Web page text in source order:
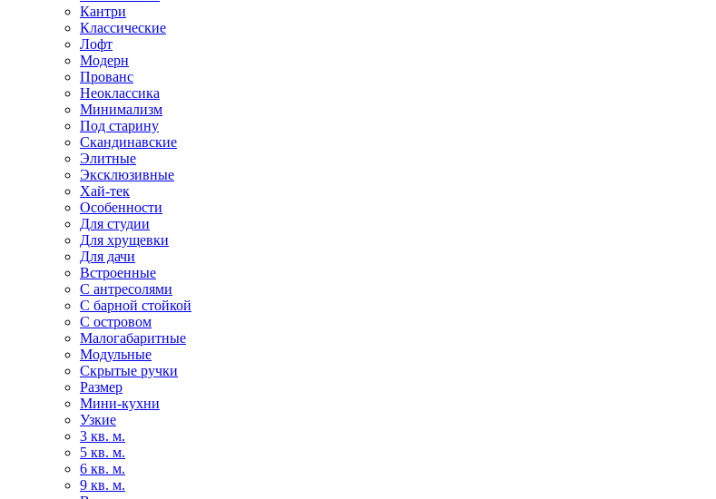
Кантри
Классические
Лофт
Модерн
Прованс
Неоклассика
Минимализм
Под старину
Скандинавские
Элитные
Эксклюзивные
Хай-тек
Особенности
Для студии
Для хрущевки
Для дачи
Встроенные
С антресолями
С барной стойкой
С островом
Малогабаритные
Модульные
Скрытые ручки
Размер
Мини-кухни
Узкие
3 кв. м.
5 кв. м.
6 кв. м.
9 кв. м.